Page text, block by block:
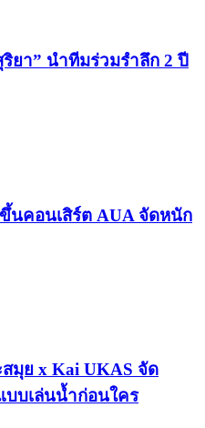
ยา” นำทีมร่วมรำลึก 2 ปี
นคอนเสิร์ต AUA จัดหนัก
สมุย x Kai UKAS จัด
บบเล่นน้ำก่อนใคร